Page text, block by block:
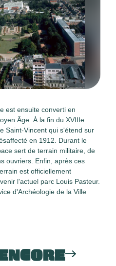
est ensuite converti en
Âge. À la fin du XVIIIe
Saint-Vincent qui s'étend sur
en 1912. Durant le
sert de terrain militaire, de
ouvriers. Enfin, après ces
est officiellement
l'actuel parc Louis Pasteur.
d'Archéologie de la Ville